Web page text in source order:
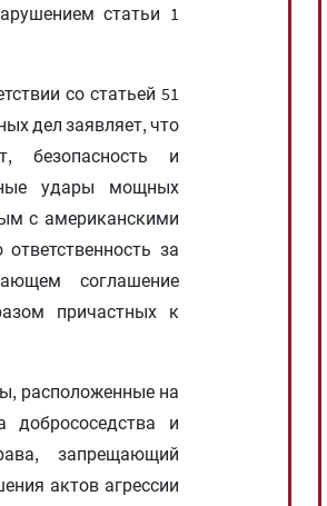
статьи 1
со статьей 51
дел заявляет, что
безопасность и
удары мощных
с американскими
за
соглашение
причастных к
расположенные на
добрососедства и
запрещающий
актов агрессии